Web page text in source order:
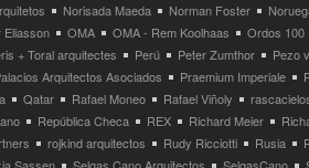
Norisada Maeda Norman Foster
Eliasson OMA OMA - Rem Koolhaas
Ordos 100
+ Toral arquitectes Perú Peter Zumthor
Pezo
Arquitectos Asociados Praemium Imperiale
Qatar Rafael Moneo Rafael Viñoly
República Checa REX Richard Meier
rojkind arquitectos Rudy Ricciotti Rusia